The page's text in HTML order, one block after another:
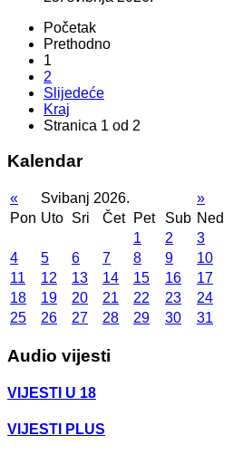
Početak
Prethodno
1
2
Slijedeće
Kraj
Stranica 1 od 2
Kalendar
« Svibanj 2026.
»
Pon Uto Sri Čet Pet Sub Ned
1
2
3
4
5 6 7 8 9
10
11
12 13 14 15 16
17
18
19 20 21 22 23
24
25
26 27 28 29 30 31
Audio vijesti
VIJESTI U 18
VIJESTI PLUS